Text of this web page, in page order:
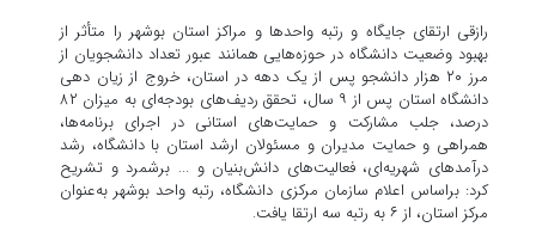
رازقی ارتقای جایگاه و رتبه واحد‌ها و مراکز استان بوشهر را متأثر از
بهبود وضعیت دانشگاه در حوزه‌هایی همانند عبور تعداد دانشجویان از
مرز ۲۰ هزار دانشجو پس از یک دهه در استان، خروج از زیان دهی
دانشگاه استان پس از ۹ سال، تحقق ردیف‌های بودجه‌ای به میزان ۸۲
درصد، جلب مشارکت و حمایت‌های استانی در اجرای برنامه‌ها،
همراهی و حمایت مدیران و مسئولان ارشد استان با دانشگاه، رشد
درآمد‌های شهریه‌ای، فعالیت‌های دانش‌بنیان و ... برشمرد و تشریح
کرد: براساس اعلام سازمان مرکزی دانشگاه، رتبه واحد بوشهر به‌عنوان
مرکز استان، از ۶ به رتبه سه ارتقا یافت.